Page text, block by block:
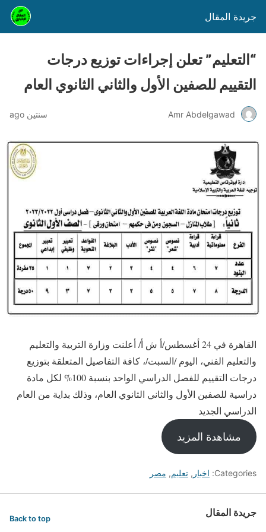
جريدة المقال
“التعليم” تعلن إجراءات توزيع درجات
التقييم للصفين الأول والثاني الثانوي العام
Amr Abdelgawad سنتين ago
القاهرة في 24 أغسطس/أ ش أ/ أعلنت وزارة التربية والتعليم
والتعليم الفني، اليوم /السبت/، كافة التفاصيل المتعلقة بتوزيع
درجات التقييم للفصل الدراسي الواحد بنسبة 100% لكل مادة
دراسية للصفين الأول والثاني الثانوي العام، وذلك بداية من العام
الدراسي الجديد
مشاهدة المزيد
Categories: اخبار , تعليم, مصر
جريدة المقال Back to top